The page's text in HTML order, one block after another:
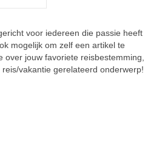
voor iedereen die passie heeft
mogelijk om zelf een artikel te
over jouw favoriete reisbestemming,
vakantie gerelateerd onderwerp!